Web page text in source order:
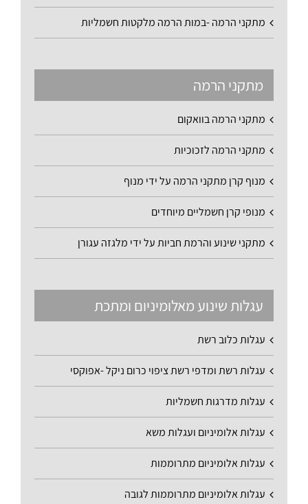
מתקני הרמה -במות הרמה מלקטות חשמליות
מתקני הרמה
מתקני הרמה בוואקום
מתקני הרמה לזכוכיות
מנוף קרן מתקני הרמה על ידי מנוף
מנופי קרן חשמליים מיוחדים
מתקני שינוע והרמת חביות על ידי מלגזה עגורן
עגלות שינוע מאלומיניום ומתכת
עגלות כלוב רשת
עגלות רשת ומדפי רשת ציפוי כרום ניקל -אפוקסי
עגלות מדרגות חשמליות
עגלות אלומיניום ועגלות משא
עגלות אלומיניום מתרוממות
עגלות אלומיניום מתרוממות לגובה